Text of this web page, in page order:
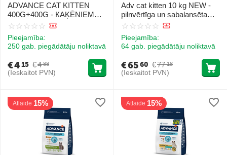
ADVANCE CAT KITTEN
400G+400G - КAĶĒNIEM
NO 2 LĪDZ 12 MENEŠIEM
Pieejamība:
250 gab. piegādātāju noliktavā
€4 88
€415
(Ieskaitot PVN)
Adv cat kitten 10 kg NEW -
pilnvērtīga un sabalansēta
augstas kvalitātes barība
12 mēnešiem), grūsnām vai
barojošām kaķenēm.
Pieejamība:
64 gab. piegādātāju noliktavā
€77 18
€6560
(Ieskaitot PVN)
Atlaide 15% Atlaide 15%